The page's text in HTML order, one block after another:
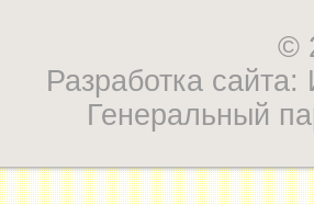
©
Разработка
Генеральный